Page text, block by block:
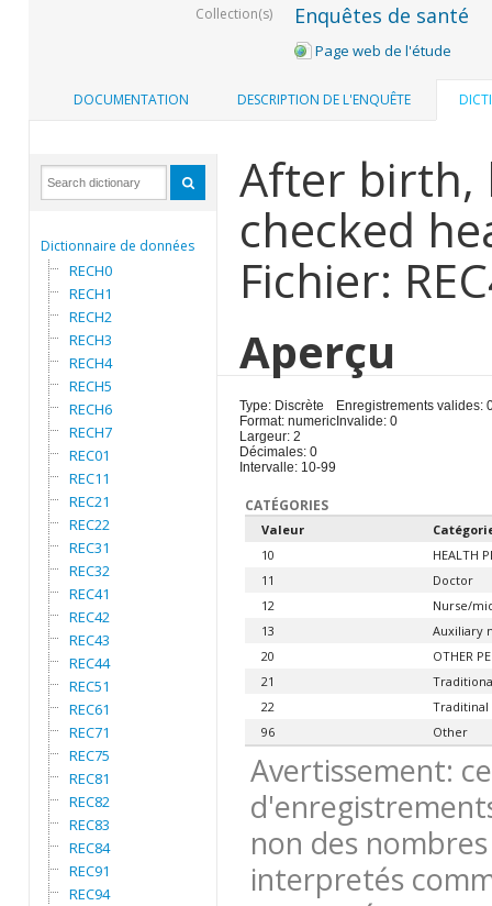
Collection(s) Enquêtes de santé
Page web de l'étude
DOCUMENTATION DESCRIPTION DE L'ENQUÊTE
Dictionnaire de données
RECH0
RECH1
RECH2
RECH3
RECH4
RECH5
RECH6
RECH7
REC01
REC11
REC21
REC22
REC31
REC32
REC41
REC42
REC43
REC44
REC51
REC61
REC71
REC75
REC81
REC82
REC83
REC84
REC91
REC94
After birth,
checked
Fichier:
Aperçu
Type: Discrète
Format: numeric
Largeur: 2
Décimales: 0
Intervalle: 10-99
Enregistrements valides:
Invalide: 0
CATÉGORIES
Valeur
10
HEALTH
11
Doctor
12
Nurse/
13
Auxiliary
20
OTHER
21
22
96
Other
Avertissement:
non des
interpretés